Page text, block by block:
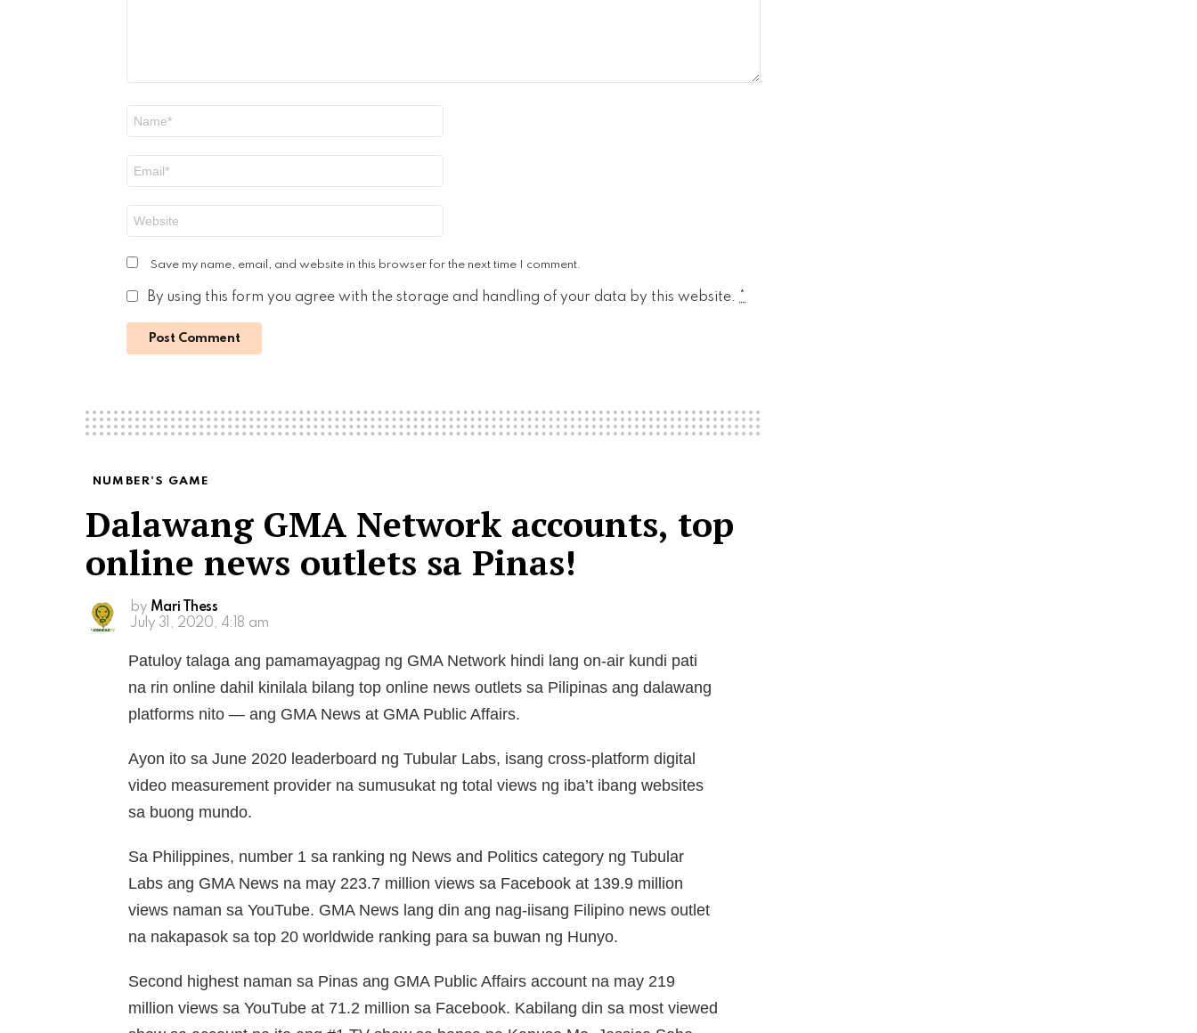
Save my name, email, and website in this browser for the next time I comment.
By using this form you agree with the storage and handling of your data by this website.
NUMBER'S GAME
Dalawang GMA Network accounts, top
online news outlets sa Pinas!
by Mari Thess
July 31, 2020, 4:18 am
Patuloy talaga ang pamamayagpag ng GMA Network hindi lang on-air kundi pati
na rin online dahil kinilala bilang top online news outlets sa Pilipinas ang dalawang
platforms nito — ang GMA News at GMA Public Affairs.
Ayon ito sa June 2020 leaderboard ng Tubular Labs, isang cross-platform digital
video measurement provider na sumusukat ng total views ng iba’t ibang websites
sa buong mundo.
Sa Philippines, number 1 sa ranking ng News and Politics category ng Tubular
Labs ang GMA News na may 223.7 million views sa Facebook at 139.9 million
views naman sa YouTube. GMA News lang din ang nag-iisang Filipino news outlet
na nakapasok sa top 20 worldwide ranking para sa buwan ng Hunyo.
Second highest naman sa Pinas ang GMA Public Affairs account na may 219
million views sa YouTube at 71.2 million sa Facebook. Kabilang din sa most viewed